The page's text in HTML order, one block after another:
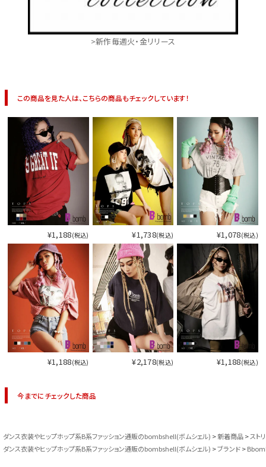
>新作毎週火・金リリース
この商品を見た人は、こちらの商品もチェックしています！
¥1,188(税込) ¥1,738(税込) ¥1,078(税込)
¥1,188(税込) ¥2,178(税込) ¥1,188(税込)
今までにチェックした商品
ダンス衣装やヒップホップ系B系ファッション通販のbombshell(ボムシェル) 新着商品
スト
ダンス衣装やヒップホップ系B系ファッション通販のbombshell(ボムシェル)
ブランド